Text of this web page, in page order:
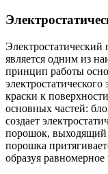
Электростатический
является одним из
принцип работы
краски к
основных частей:
создает
порошок, выходящий
порошка
образуя